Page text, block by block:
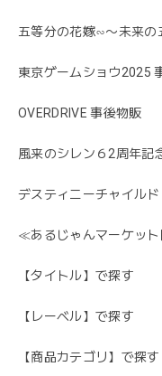
五等分の花嫁∽〜未来
東京ゲームショウ2025
OVERDRIVE 事後物販
風来のシレン６2周年記
デスティニーチャイルド
≪あるじゃんマーケッ
【タイトル】で探す
【レーベル】で探す
【商品カテゴリ】で探す